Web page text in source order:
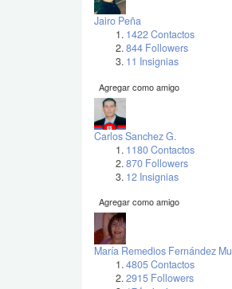
Jairo Peña
1422 Contactos
844 Followers
11 Insignias
Agregar como amigo
Carlos Sanchez G.
1180 Contactos
870 Followers
12 Insignias
Agregar como amigo
María Remedios Fernández
4805 Contactos
2915 Followers